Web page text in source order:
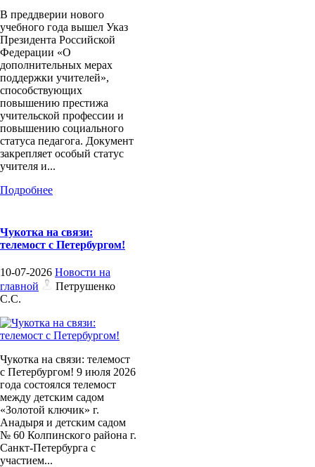
В преддверии нового
учебного года вышел Указ
Президента Российской
Федерации «О
дополнительных мерах
поддержки учителей»,
способствующих
повышению престижа
учительской профессии и
повышению социального
статуса педагога. Документ
закрепляет особый статус
учителя и...
Подробнее
Чукотка на связи:
телемост с Петербургом!
10-07-2026 Новости на
главной
Петрушенко
С.С.
Чукотка на связи: телемост
с Петербургом! 9 июля 2026
года состоялся телемост
между детским садом
«Золотой ключик» г.
Анадыря и детским садом
№ 60 Колпинского района г.
Санкт-Петербурга с
участием...